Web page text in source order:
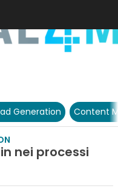
Generation Content
nei processi